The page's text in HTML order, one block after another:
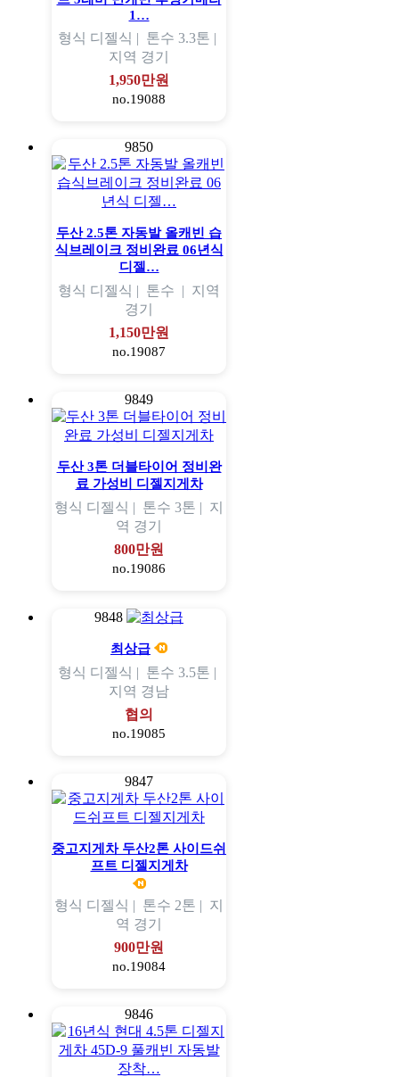
1…
형식 디젤식 | 톤수 3.3톤 |
지역 경기
1,950만원
no.19088
9850
두산 2.5톤 자동발 올캐빈 습
식브레이크 정비완료 06년식
디젤…
형식 디젤식 | 톤수 | 지역
경기
1,150만원
no.19087
9849
두산 3톤 더블타이어 정비완
료 가성비 디젤지게차
형식 디젤식 | 톤수 3톤 | 지
역 경기
800만원
no.19086
9848
최상급
형식 디젤식 | 톤수 3.5톤 |
지역 경남
협의
no.19085
9847
중고지게차 두산2톤 사이드쉬
프트 디젤지게차
형식 디젤식 | 톤수 2톤 | 지
역 경기
900만원
no.19084
9846